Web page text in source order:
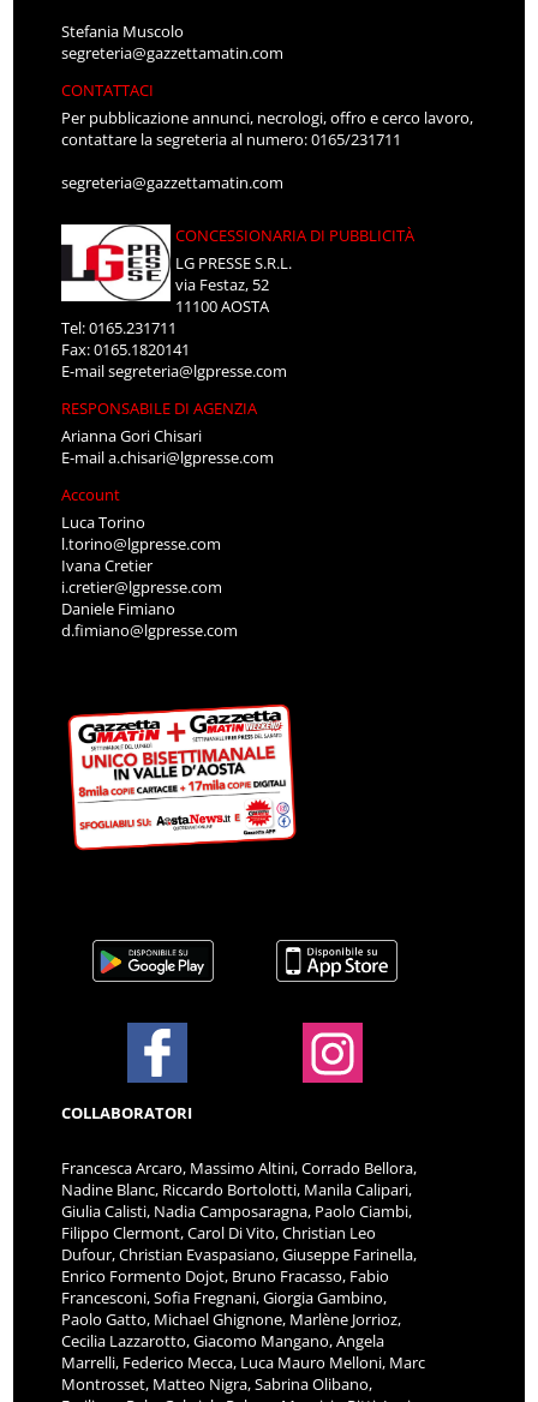
Stefania Muscolo
segreteria@gazzettamatin.com
CONTATTACI
Per pubblicazione annunci, necrologi, offro e cerco lavoro,
contattare la segreteria al numero: 0165/231711
segreteria@gazzettamatin.com
CONCESSIONARIA DI PUBBLICITÀ
LG PRESSE S.R.L.
via Festaz, 52
11100 AOSTA
Tel: 0165.231711
Fax: 0165.1820141
E-mailsegreteria@lgpresse.com
RESPONSABILE DI AGENZIA
Arianna Gori Chisari
E-maila.chisari@lgpresse.com
Account
Luca Torino
l.torino@lgpresse.com
Ivana Cretier
i.cretier@lgpresse.com
Daniele Fimiano
d.fimiano@lgpresse.com
COLLABORATORI
Francesca Arcaro, Massimo Altini, Corrado Bellora,
Nadine Blanc, Riccardo Bortolotti, Manila Calipari,
Giulia Calisti, Nadia Camposaragna, Paolo Ciambi,
Filippo Clermont, Carol Di Vito, Christian Leo
Dufour, Christian Evaspasiano, Giuseppe Farinella,
Enrico Formento Dojot, Bruno Fracasso, Fabio
Francesconi, Sofia Fregnani, Giorgia Gambino,
Paolo Gatto, Michael Ghignone, Marlène Jorrioz,
Cecilia Lazzarotto, Giacomo Mangano, Angela
Marrelli, Federico Mecca, Luca Mauro Melloni, Marc
Montrosset, Matteo Nigra, Sabrina Olibano,